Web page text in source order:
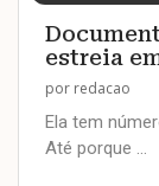
estreia
por redacao
Ela tem
Até porque …